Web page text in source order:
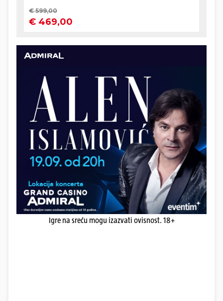
Igre na sreću mogu izazvati ovisnost. 18+